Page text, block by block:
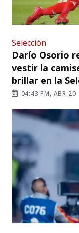
Selección
Darío Osorio
vestir la
brillar en la
04:43 PM, ABR 20